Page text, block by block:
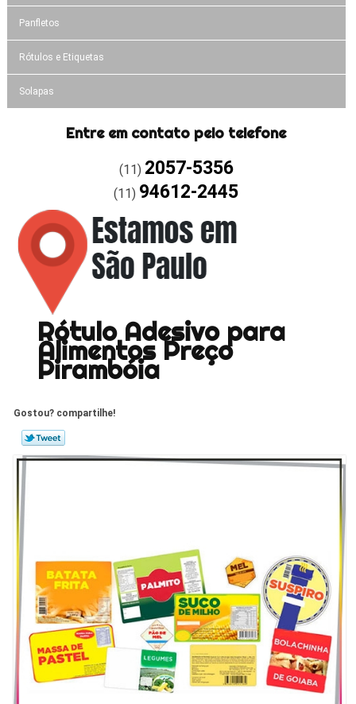
Panfletos
Rótulos e Etiquetas
Solapas
Entre em contato pelo telefone
(11) 2057-5356
(11) 94612-2445
Rótulo Adesivo para
Alimentos Preço
Pirambóia
Gostou? compartilhe!